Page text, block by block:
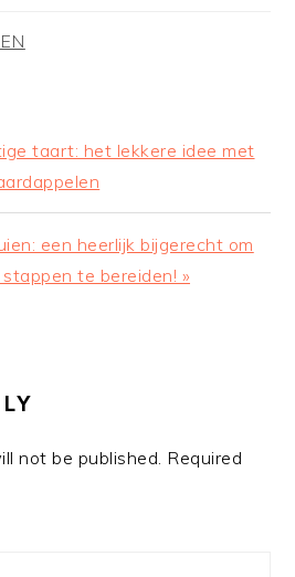
taart: het lekkere idee met
een heerlijk bijgerecht om
te bereiden! »
not be published. Required